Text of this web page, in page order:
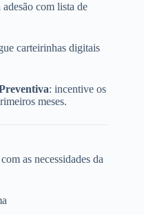
com lista de
carteirinhas digitais
: incentive os
meses.
as necessidades da